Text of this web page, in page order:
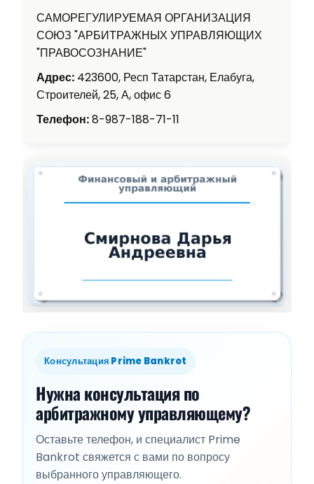
САМОРЕГУЛИРУЕМАЯ ОРГАНИЗАЦИЯ
СОЮЗ "АРБИТРАЖНЫХ УПРАВЛЯЮЩИХ
"ПРАВОСОЗНАНИЕ"
Адрес: 423600, Респ Татарстан, Елабуга,
Строителей, 25, А, офис 6
Телефон:8-987-188-71-11
Консультация Prime Bankrot
Нужна консультация по
арбитражному управляющему?
Оставьте телефон, и специалист Prime
Bankrot свяжется с вами по вопросу
выбранного управляющего.